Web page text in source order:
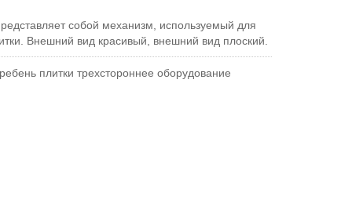
собой механизм, используемый для
Внешний вид красивый, внешний вид плоский.
плитки трехстороннее оборудование